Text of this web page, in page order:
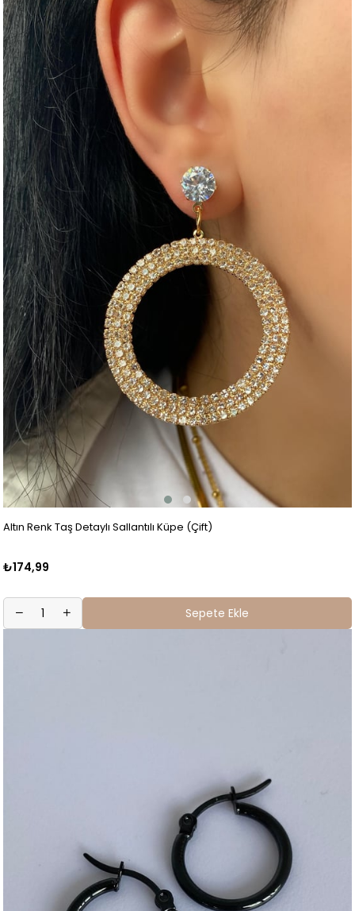
Altın Renk Taş Detaylı Sallantılı Küpe (Çift)
₺174,99
Sepete Ekle